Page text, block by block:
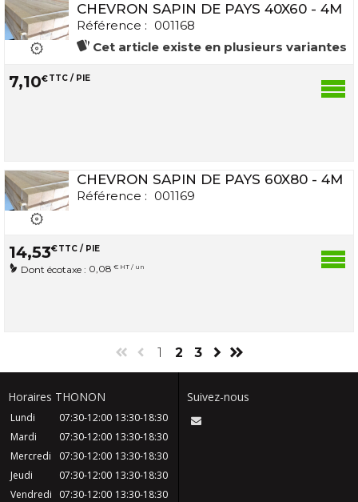
CHEVRON SAPIN DE PAYS 40X60 - 4M
Référence : 001168
Cet article existe en plusieurs variantes
7,10€TTC / PIE
CHEVRON SAPIN DE PAYS 60X80 - 4M
Référence : 001169
14,53€TTC / PIE
Dont écotaxe : 0,08 € HT / un
1 2 3
Horaires THONON
Lundi 07:30-12:00 13:30-18:30
Mardi
07:30-12:00 13:30-18:30
Mercredi
07:30-12:00 13:30-18:30
Jeudi
07:30-12:00 13:30-18:30
Vendredi
07:30-12:00 13:30-18:30
Suivez-nous